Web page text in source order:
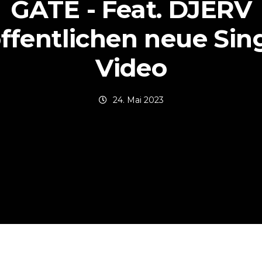
GÅTE - Feat. DJERV
neue
Video
24. Mai 2023